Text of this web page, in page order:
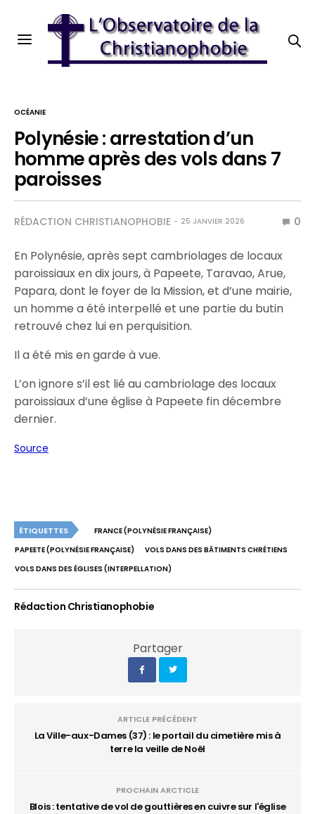
OCÉANIE
Polynésie : arrestation d’un
homme après des vols dans 7
paroisses
RÉDACTION CHRISTIANOPHOBIE 25 JANVIER 2026 0
En Polynésie, après sept cambriolages de locaux
paroissiaux en dix jours, à Papeete, Taravao, Arue,
Papara, dont le foyer de la Mission, et d’une mairie,
un homme a été interpellé et une partie du butin
retrouvé chez lui en perquisition.
Il a été mis en garde à vue.
L’on ignore s’il est lié au cambriolage des locaux
paroissiaux d’une église à Papeete fin décembre
dernier.
Source
ÉTIQUETTES
FRANCE (POLYNÉSIE FRANÇAISE)
PAPEETE (POLYNÉSIE FRANÇAISE)
VOLS DANS DES BÂTIMENTS CHRÉTIENS
VOLS DANS DES ÉGLISES (INTERPELLATION)
Rédaction Christianophobie
Partager
ARTICLE PRÉCÉDENT
La Ville-aux-Dames (37) : le portail du cimetière mis à
terre la veille de Noël
PROCHAIN ARCTICLE
Blois : tentative de vol de gouttières en cuivre sur l'église